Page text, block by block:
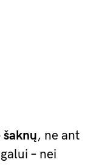
, ne ant
– nei